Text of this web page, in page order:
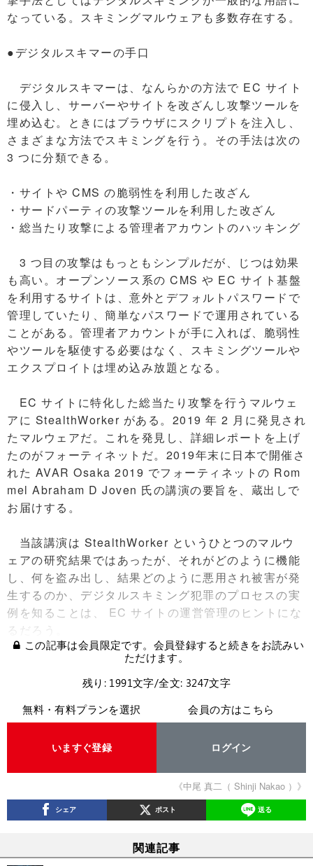
なっている。スキミングマルウェアも多数存在する。
●デジタルスキマーの手口
デジタルスキマーは、なんらかの方法で EC サイト
に侵入し、サーバーやサイトを改ざんし攻撃ツールを
埋め込む。ときにはブラウザにスクリプトを注入し、
さまざまな方法でスキミングを行う。その手法は次の
3 つに分類できる。
・サイトや CMS の脆弱性を利用した改ざん
・サードパーティの攻撃ツールを利用した改ざん
・総当たり攻撃による管理者アカウントのハッキング
3 つ目の攻撃はもっともシンプルだが、じつは効果
も高い。オープンソース系の CMS や EC サイト基盤
を利用するサイトは、意外とデフォルトパスワードで
管理していたり、簡単なパスワードで運用されている
ことがある。管理者アカウントが手に入れば、脆弱性
やツールを駆使する必要はなく、スキミングツールや
エクスプロイトは埋め込み放題となる。
EC サイトに特化した総当たり攻撃を行うマルウェ
アに StealthWorker がある。2019 年 2 月に発見され
たマルウェアだ。これを発見し、詳細レポートを上げ
たのがフォーティネットだ。2019年末に日本で開催さ
れた AVAR Osaka 2019 でフォーティネットの Rom
mel Abraham D Joven 氏の講演の要旨を、蔵出しで
お届けする。
当該講演は StealthWorker というひとつのマルウ
ェアの研究結果ではあったが、それがどのように機能
し、何を盗み出し、結果どのように悪用され被害が発
生するのか、デジタルスキミング犯罪のプロセスの実
例を知ることは、 EC サイトの運営管理のヒントにな
るだろう。
この記事は会員限定です。会員登録すると続きをお読みい
ただけます。
残り: 1991文字/全文: 3247文字
無料・有料プランを選択
いますぐ登録
会員の方はこちら
ログイン
《中尾 真二（ Shinji Nakao ）》
シェア ポスト 送る
関連記事